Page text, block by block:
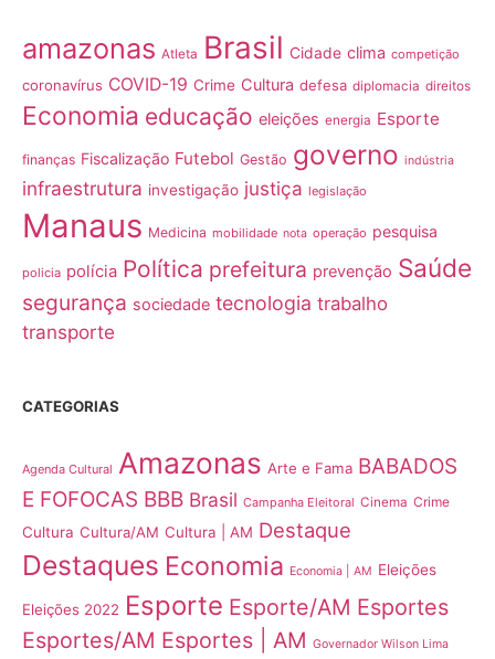
amazonas Atleta Brasil Cidade clima competição
coronavírus COVID-19 Crime Cultura defesa diplomacia direitos
Economia educação eleições energia Esporte
finanças Fiscalização Futebol Gestão governo indústria
infraestrutura investigação justiça legislação
Manaus Medicina mobilidade nota operação pesquisa
policia polícia Política prefeitura prevenção Saúde
segurança sociedade tecnologia trabalho
transporte
CATEGORIAS
Agenda Cultural Amazonas Arte e Fama BABADOS
E FOFOCAS BBB Brasil Campanha Eleitoral Cinema Crime
Cultura Cultura/AM Cultura | AM Destaque
Destaques Economia Economia | AM Eleições
Eleições 2022 Esporte Esporte/AM Esportes
Esportes/AM Esportes | AM Governador Wilson Lima